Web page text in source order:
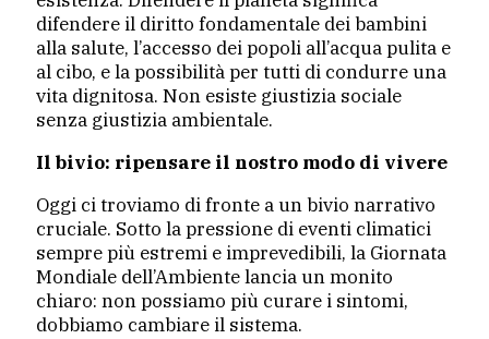
difendere il diritto fondamentale dei bambini
alla salute, l’accesso dei popoli all’acqua pulita e
al cibo, e la possibilità per tutti di condurre una
vita dignitosa. Non esiste giustizia sociale
senza giustizia ambientale.
Il bivio: ripensare il nostro modo di vivere
Oggi ci troviamo di fronte a un bivio narrativo
cruciale. Sotto la pressione di eventi climatici
sempre più estremi e imprevedibili, la Giornata
Mondiale dell’Ambiente lancia un monito
chiaro: non possiamo più curare i sintomi,
dobbiamo cambiare il sistema.